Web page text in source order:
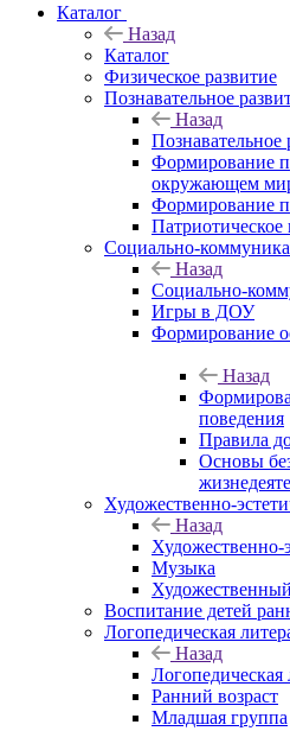
Каталог
Назад
Каталог
Физическое развитие
Познавательное
Назад
Познавательное
Формирование
окружающем
Формирование
Патриотическое
Социально-
Назад
Социально-
Игры в ДОУ
Формирование
Назад
поведения
Правила
Основы
Художественно-
Назад
Художественно-
Музыка
Воспитание детей
Логопедическая
Назад
Логопедическая
Ранний возраст
Младшая группа